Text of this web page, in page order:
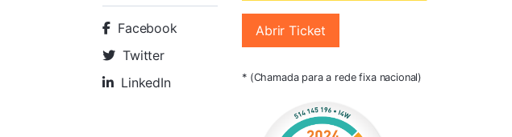
Facebook
Twitter
LinkedIn
Abrir Ticket
* (Chamada para a rede fixa nacional)